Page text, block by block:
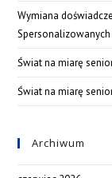
Wymiana
Spersonalizowanych
Świat na miarę
Świat na miarę
Archiwum